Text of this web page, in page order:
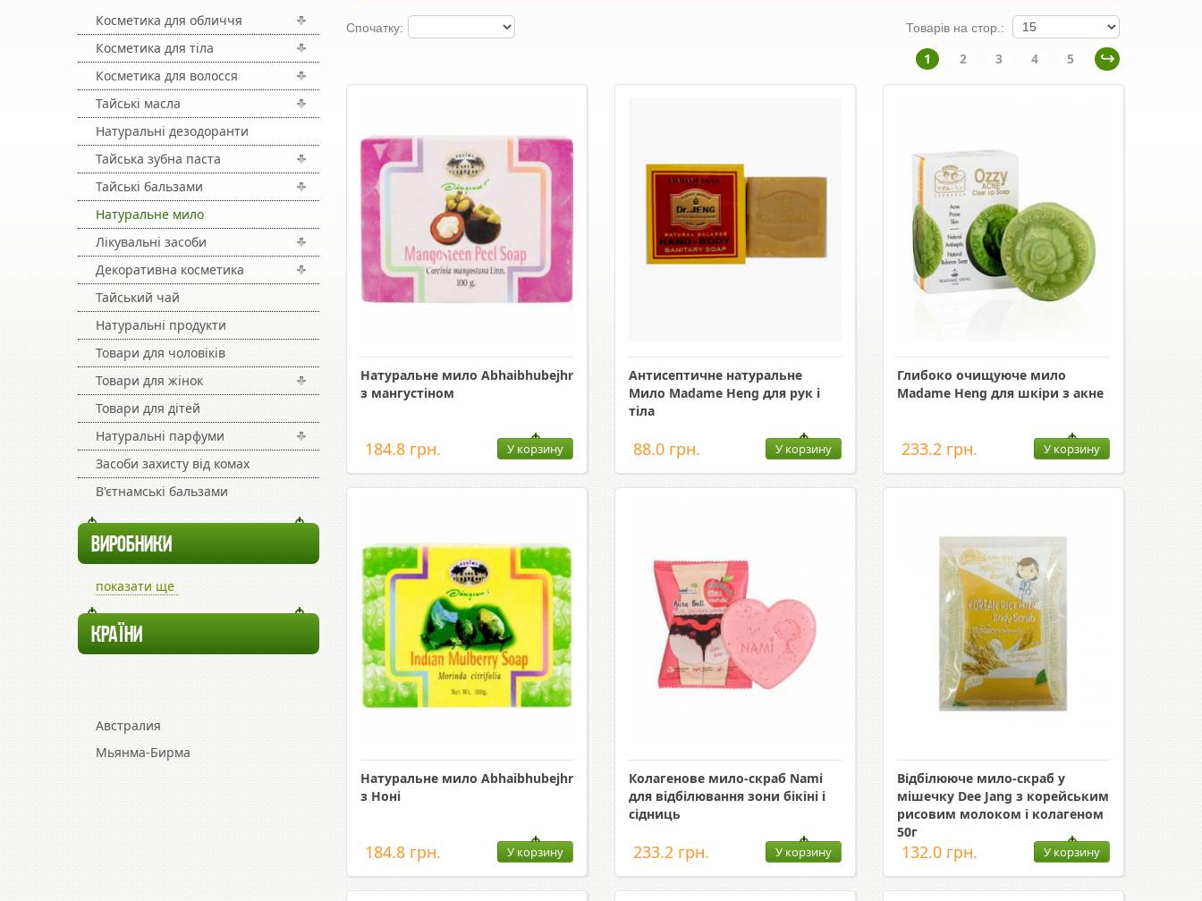
Косметика для обличчя
Косметика для тіла
Косметика для волосся
Тайські масла
Натуральні дезодоранти
Тайська зубна паста
Тайські бальзами
Натуральне мило
Лікувальні засоби
Декоративна косметика
Тайський чай
Натуральні продукти
Товари для чоловіків
Товари для жінок
Товари для дітей
Натуральні парфуми
Засоби захисту від комах
В'єтнамські бальзами
ВИРОБНИКИ
показати ще
КРАЇНИ
Австралия
Мьянма-Бирма
Спочатку: Товарів на стор.:
1 2 3 4 5
Натуральне мило Abhaibhubejhr
з мангустіном
184.8 грн. У корзину
Антисептичне натуральне
Мило Madame Heng для рук і
тіла
88.0 грн. У корзину
Глибоко очищуюче мило
Madame Heng для шкіри з акне
233.2 грн. У корзину
Натуральне мило Abhaibhubejhr
з Ноні
184.8 грн. У корзину
Колагенове мило-скраб Nami
для відбілювання зони бікіні і
сідниць
233.2 грн. У корзину
Відбілююче мило-скраб у
мішечку Dee Jang з корейським
рисовим молоком і колагеном
50г
132.0 грн. У корзину